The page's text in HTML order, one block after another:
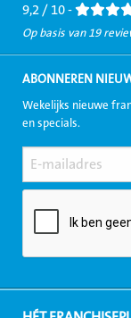
9,2 / 10 -
Op basis van 19
ABONNEREN
Wekelijks nieuwe
en specials.